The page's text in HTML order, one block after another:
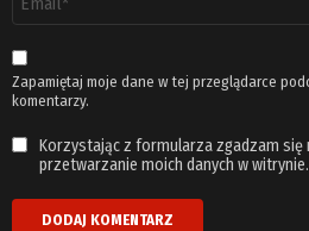
email
*
Zapamiętaj moje dane w tej przeglądarce
komentarzy.
Korzystając z formularza zgadzam się
przetwarzanie moich danych w witrynie.